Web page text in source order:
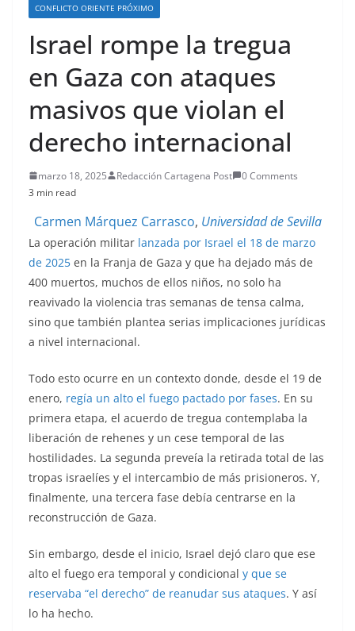
CONFLICTO ORIENTE PRÓXIMO
Israel rompe la tregua
en Gaza con ataques
masivos que violan el
derecho internacional
marzo 18, 2025 Redacción Cartagena Post
0 Comments
3 min read
Carmen Márquez Carrasco, Universidad de Sevilla
La operación militar lanzada por Israel el 18 de marzo
de 2025 en la Franja de Gaza y que ha dejado más de
400 muertos, muchos de ellos niños, no solo ha
reavivado la violencia tras semanas de tensa calma,
sino que también plantea serias implicaciones jurídicas
a nivel internacional.
Todo esto ocurre en un contexto donde, desde el 19 de
enero, regía un alto el fuego pactado por fases. En su
primera etapa, el acuerdo de tregua contemplaba la
liberación de rehenes y un cese temporal de las
hostilidades. La segunda preveía la retirada total de las
tropas israelíes y el intercambio de más prisioneros. Y,
finalmente, una tercera fase debía centrarse en la
reconstrucción de Gaza.
Sin embargo, desde el inicio, Israel dejó claro que ese
alto el fuego era temporal y condicional y que se
reservaba “el derecho” de reanudar sus ataques. Y así
lo ha hecho.